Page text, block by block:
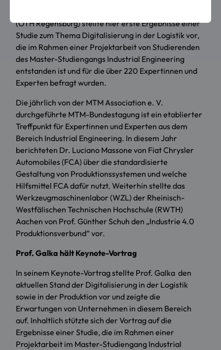
(OTH Regensburg) stellte hier erste Ergebnisse einer
Studie zum Thema Digitalisierung in der Logistik vor,
die im Rahmen einer Projektarbeit von Studierenden
des Master-Studiengangs Industrial Engineering
entstanden ist und für die über 220 Expertinnen und
Experten befragt wurden.
Die jährlich von der MTM Association e. V.
durchgeführte MTM-Bundestagung ist ein etablierter
Treffpunkt für Expertinnen und Experten aus dem
Bereich Industrial Engineering. In diesem Jahr
berichteten Dr. Luciano Massone von Fiat Chrysler
Automobiles(FCA) über die standardisierte
Gestaltung von Produktionssystemen und welche
Hilfsmittel FCA dafür nutzt. Weiterhin stellte das
Werkzeugmaschinenlabor (WZL) der Rheinisch-
Westfälischen Technischen Hochschule (RWTH)
Aachen von Prof. Günther Schuh den „Industrie 4.0
Produktionsverbund“ vor.
Prof. Galka hält Keynote-Vortrag
In seinem Keynote-Vortrag stellte Prof. Galka den
aktuellen Stand der Digitalisierung in der Logistik
sowie in der Produktion vor und zeigte die
Erwartungen von Unternehmen in diesem Bereich
auf. Inhaltlich stützte sich der Vortrag auf die
Ergebnisse einer Studie, die im Rahmen einer
Projektarbeit im Master-Studiengang Industrial